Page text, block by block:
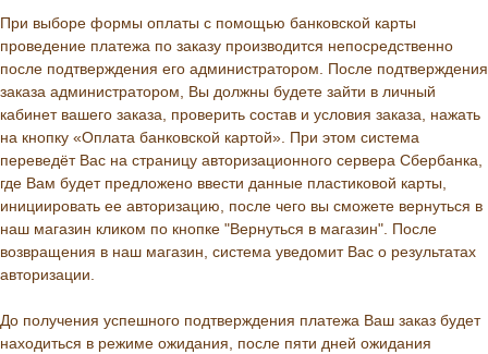
При выборе формы оплаты с помощью банковской карты
проведение платежа по заказу производится непосредственно
после подтверждения его администратором. После подтверждения
заказа администратором, Вы должны будете зайти в личный
кабинет вашего заказа, проверить состав и условия заказа, нажать
на кнопку «Оплата банковской картой». При этом система
переведёт Вас на страницу авторизационного сервера Сбербанка,
где Вам будет предложено ввести данные пластиковой карты,
инициировать ее авторизацию, после чего вы сможете вернуться в
наш магазин кликом по кнопке "Вернуться в магазин". После
возвращения в наш магазин, система уведомит Вас о результатах
авторизации.
До получения успешного подтверждения платежа Ваш заказ будет
находиться в режиме ожидания, после пяти дней ожидания